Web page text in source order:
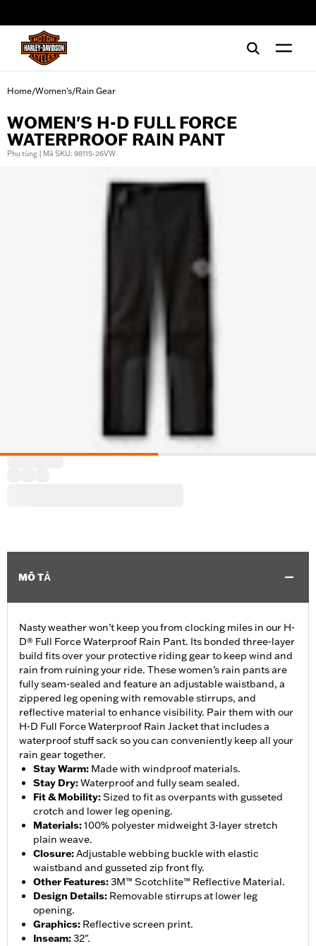
Home/Women's/Rain Gear
WOMEN'S H-D FULL FORCE
WATERPROOF RAIN PANT
Phụ tùng | Mã SKU: 98115-26VW
MÔ TẢ
Nasty weather won’t keep you from clocking miles in our H-
D® Full Force Waterproof Rain Pant. Its bonded three-layer
build fits over your protective riding gear to keep wind and
rain from ruining your ride. These women’s rain pants are
fully seam-sealed and feature an adjustable waistband, a
zippered leg opening with removable stirrups, and
reflective material to enhance visibility. Pair them with our
H-D Full Force Waterproof Rain Jacket that includes a
waterproof stuff sack so you can conveniently keep all your
rain gear together.
Stay Warm: Made with windproof materials.
Stay Dry:Waterproof and fully seam sealed.
Fit & Mobility:Sized to fit as overpants with gusseted
crotch and lower leg opening.
Materials:100% polyester midweight 3-layer stretch
plain weave.
Closure:Adjustable webbing buckle with elastic
waistband and gusseted zip front fly.
Other Features:3M™ Scotchlite™ Reflective Material.
Design Details: Removable stirrups at lower leg
opening.
Graphics: Reflective screen print.
Inseam:32".